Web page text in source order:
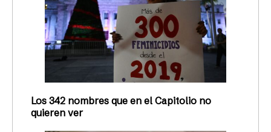
Los 342 nombres que en el Capitolio no
quieren ver